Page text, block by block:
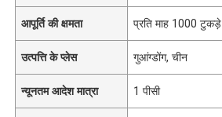
आपूर्ति की क्षमता प्रति माह 1000 टुकड़े
उत्पत्ति के प्लेस गुआंग्डोंग, चीन
न्यूनतम आदेश मात्रा 1 पीसी